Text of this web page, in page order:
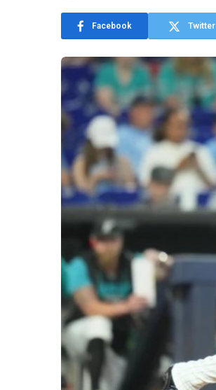
Facebook Twitter